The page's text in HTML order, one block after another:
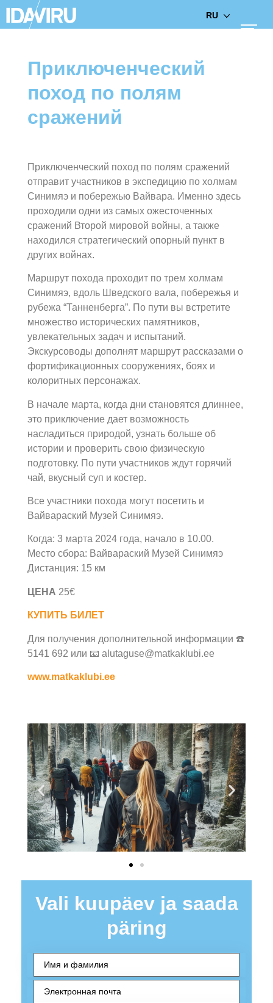
RU
Приключенческий
поход по полям
сражений
Приключенческий поход по полям сражений
отправит участников в экспедицию по холмам
Синимяэ и побережью Вайвара. Именно здесь
проходили одни из самых ожесточенных
сражений Второй мировой войны, а также
находился стратегический опорный пункт в
других войнах.
Маршрут похода проходит по трем холмам
Синимяэ, вдоль Шведского вала, побережья и
рубежа “Танненберга”. По пути вы встретите
множество исторических памятников,
увлекательных задач и испытаний.
Экскурсоводы дополнят маршрут рассказами о
фортификационных сооружениях, боях и
колоритных персонажах.
В начале марта, когда дни становятся длиннее,
это приключение дает возможность
насладиться природой, узнать больше об
истории и проверить свою физическую
подготовку. По пути участников ждут горячий
чай, вкусный суп и костер.
Все участники похода могут посетить и
Вайвараский Музей Синимяэ.
Когда: 3 марта 2024 года, начало в 10.00.
Место сбора: Вайвараский Музей Синимяэ
Дистанция: 15 км
ЦЕНА 25€
КУПИТЬ БИЛЕТ
Для получения дополнительной информации ☎️
5141 692 или 📧 alutaguse@matkaklubi.ee
www.matkaklubi.ee
Vali kuupäev ja saada
päring
Ees- ja perekonnanimi
Электронная
почта(обязательно)